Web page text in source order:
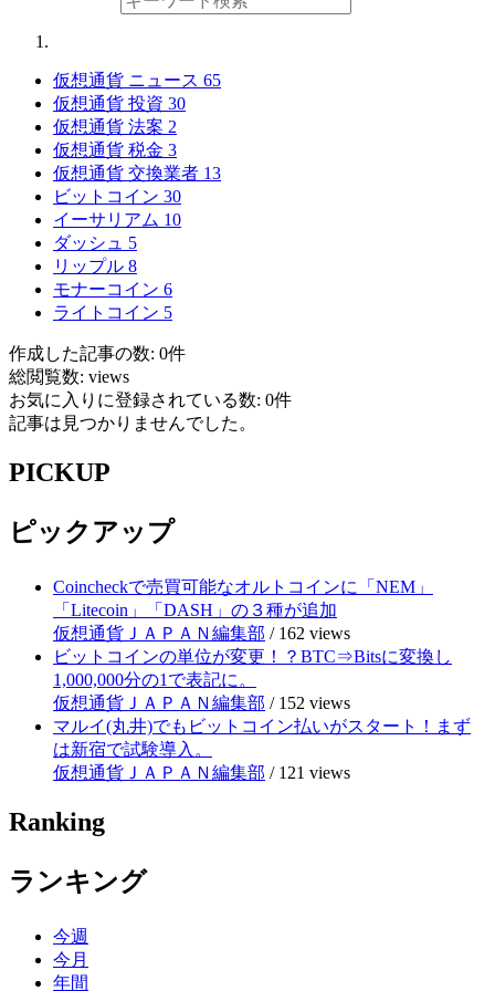
仮想通貨 ニュース 65
仮想通貨 投資 30
仮想通貨 法案 2
仮想通貨 税金 3
仮想通貨 交換業者 13
ビットコイン 30
イーサリアム 10
ダッシュ 5
リップル 8
モナーコイン 6
ライトコイン 5
作成した記事の数: 0件
総閲覧数: views
お気に入りに登録されている数: 0件
記事は見つかりませんでした。
PICKUP
ピックアップ
Coincheckで売買可能なオルトコインに「NEM」
「Litecoin」「DASH」の３種が追加
仮想通貨ＪＡＰＡＮ編集部 / 162 views
ビットコインの単位が変更！？BTC⇒Bitsに変換し
1,000,000分の1で表記に。
仮想通貨ＪＡＰＡＮ編集部 / 152 views
マルイ(丸井)でもビットコイン払いがスタート！まず
は新宿で試験導入。
仮想通貨ＪＡＰＡＮ編集部 / 121 views
Ranking
ランキング
今週
今月
年間